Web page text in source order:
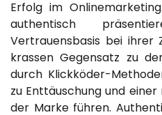
Erfolg im
authentisch
Vertrauensbasis bei ihrer
krassen Gegensatz zu
durch Klickköder-
zu Enttäuschung und
der Marke führen.